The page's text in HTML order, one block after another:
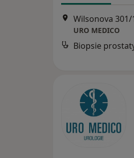
Wilsonova 301/
URO MEDICO
Biopsie